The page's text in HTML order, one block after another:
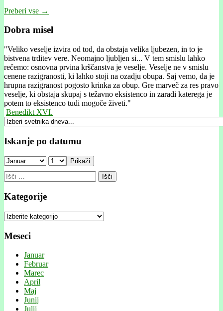
Preberi vse →
Dobra misel
"Veliko veselje izvira od tod, da obstaja velika ljubezen, in to je
bistvena trditev vere. Neomajno ljubljen si... V tem smislu lahko
rečemo: osnovna prvina krščanstva je veselje. Veselje ne v smislu
cenene razigranosti, ki lahko stoji na ozadju obupa. Saj vemo, da je
hrupna razigranost pogosto krinka za obup. Gre marveč za res pravo
veselje, ki obstaja skupaj s težavno eksistenco in zaradi katerega je
potem to eksistenco tudi mogoče živeti."
Benedikt XVI.
Iskanje po datumu
Prikaži
Išči:
Kategorije
Kategorije
Meseci
Januar
Februar
Marec
April
Maj
Junij
Julij